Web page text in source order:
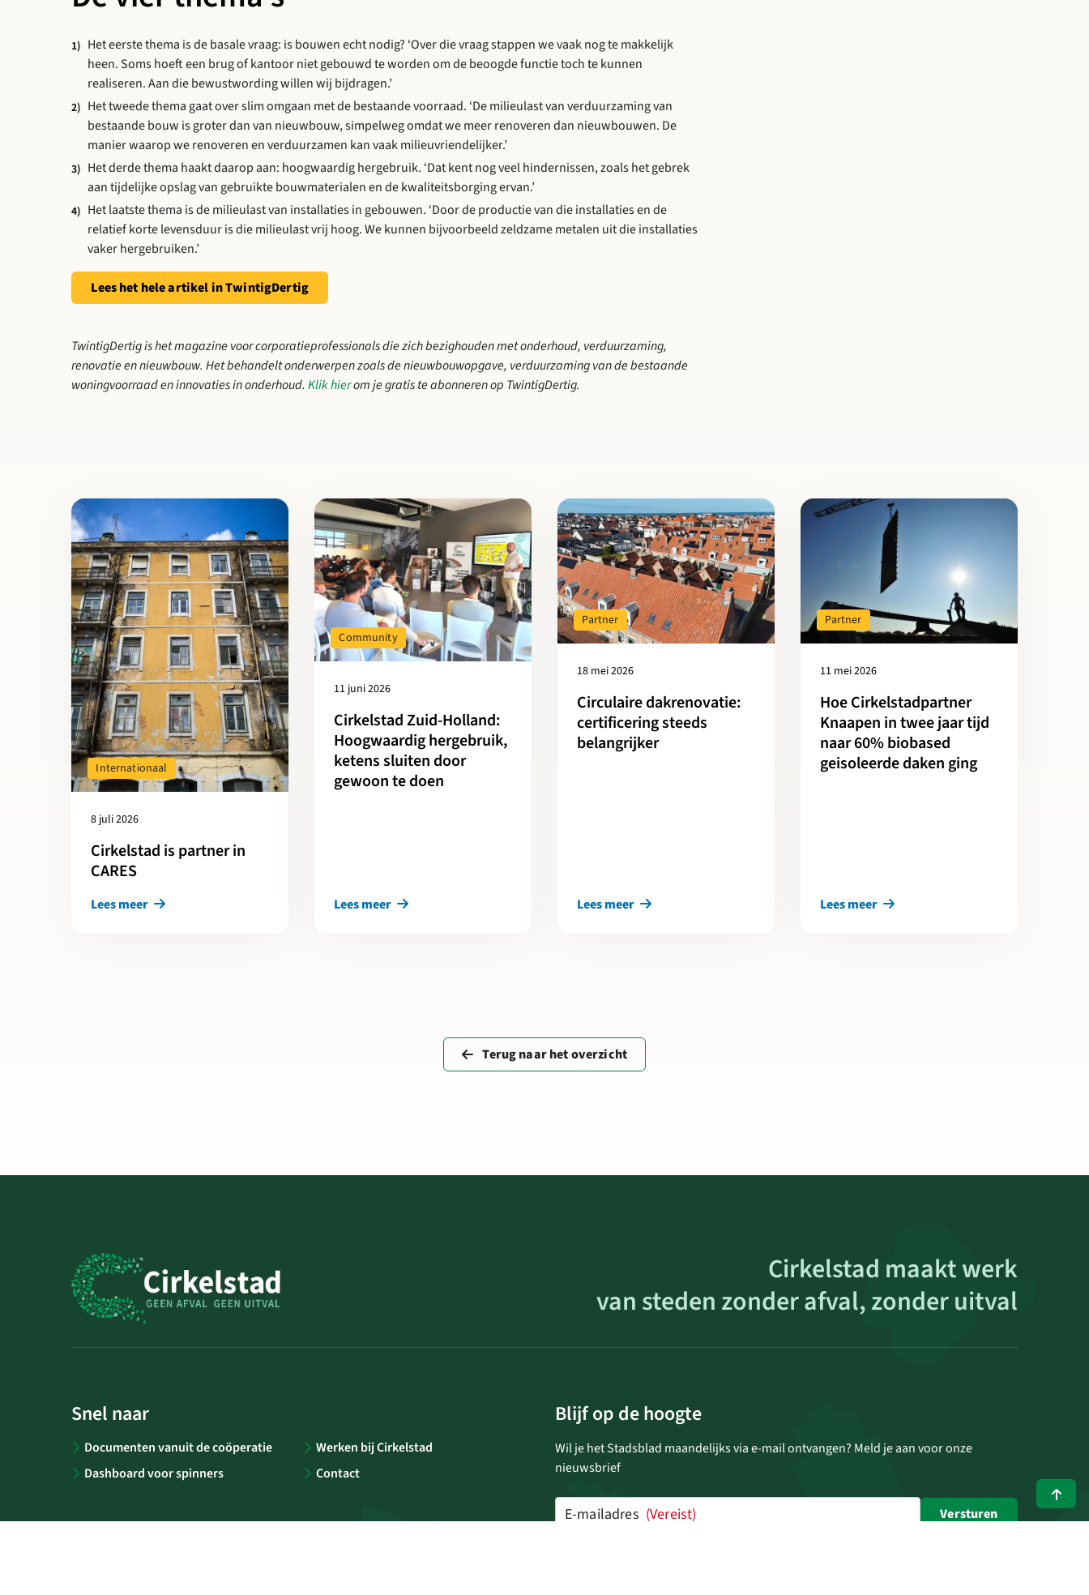
Het eerste thema is de basale vraag: is bouwen echt nodig? ‘Over die vraag stappen we vaak nog te makkelijk
heen. Soms hoeft een brug of kantoor niet gebouwd te worden om de beoogde functie toch te kunnen
realiseren. Aan die bewustwording willen wij bijdragen.’
Het tweede thema gaat over slim omgaan met de bestaande voorraad. ‘De milieulast van verduurzaming van
bestaande bouw is groter dan van nieuwbouw, simpelweg omdat we meer renoveren dan nieuwbouwen. De
manier waarop we renoveren en verduurzamen kan vaak milieuvriendelijker.’
Het derde thema haakt daarop aan: hoogwaardig hergebruik. ‘Dat kent nog veel hindernissen, zoals het gebrek
aan tijdelijke opslag van gebruikte bouwmaterialen en de kwaliteitsborging ervan.’
Het laatste thema is de milieulast van installaties in gebouwen. ‘Door de productie van die installaties en de
relatief korte levensduur is die milieulast vrij hoog. We kunnen bijvoorbeeld zeldzame metalen uit die installaties
vaker hergebruiken.’
Lees het hele artikel in TwintigDertigOpent in een nieuwe tab:
TwintigDertig is het magazine voor corporatieprofessionals die zich bezighouden met onderhoud, verduurzaming,
renovatie en nieuwbouw. Het behandelt onderwerpen zoals de nieuwbouwopgave, verduurzaming van de bestaande
woningvoorraad en innovaties in onderhoud. Klik hierom je gratis te abonneren op TwintigDertig.
8 juli 2026
Cirkelstad is partner in
CARES
Internationaal
Lees meer
Lees meer over Cirkelstad is partner in CARES
11 juni 2026
Cirkelstad Zuid-Holland:
Hoogwaardig hergebruik,
ketens sluiten door
gewoon te doen
Community
Lees meer
Lees meer over Cirkelstad Zuid-Holland: Hoogwaardig hergebruik, ketens sluiten door gewoon te doen
18 mei 2026
Circulaire dakrenovatie:
certificering steeds
belangrijker
Partner
Lees meer
Lees meer over Circulaire dakrenovatie: certificering steeds belangrijker
11 mei 2026
Hoe Cirkelstadpartner
Knaapen in twee jaar tijd
naar 60% biobased
geisoleerde daken ging
Partner
Lees meer
Lees meer over Hoe Cirkelstadpartner Knaapen in
Terug naar het overzicht
Cirkelstad maakt werk
van steden zonder afval, zonder uitval
Snel naar
Documenten vanuit de coöperatie
Werken bij Cirkelstad
Dashboard voor spinners
Contact
Blijf op de hoogte
Wil je het Stadsblad maandelijks via e-mail ontvangen? Meld je aan voor onze
nieuwsbrief
E-mailadres (Vereist) Versturen